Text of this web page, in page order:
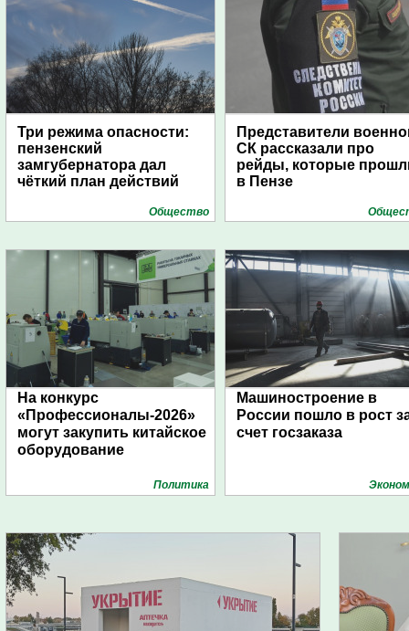
Три режима опасности:
пензенский
замгубернатора дал
чёткий план действий
Общество
Представители
СК рассказали про
рейды, которые
в Пензе
На конкурс
«Профессионалы-2026»
могут закупить китайское
оборудование
Политика
Машиностроение в
России пошло в рост
счет госзаказа